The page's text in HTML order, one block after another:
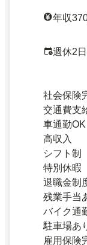
年収
週休2
社会保険
交通費支
車通勤OK
高収入
シフト制
特別休暇
退職金制
残業手当
バイク通
駐車場あ
雇用保険